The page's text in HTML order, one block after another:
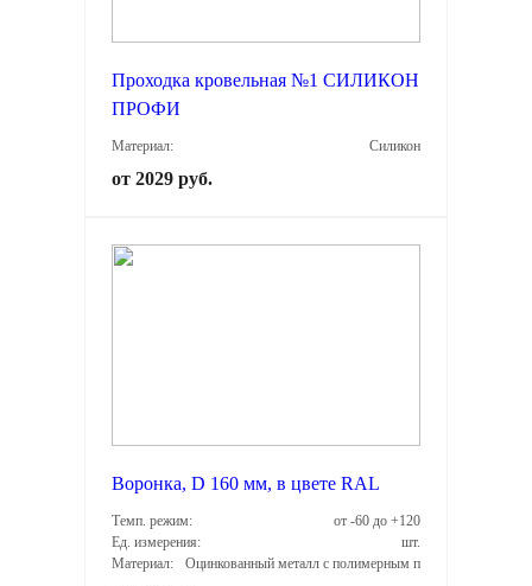
Проходка кровельная №1 СИЛИКОН
ПРОФИ
Материал: Силикон
от 2029 руб.
Воронка, D 160 мм, в цвете RAL
Темп. режим:
от -60 до +120
Ед. измерения:
шт.
Материал:
Оцинкованный металл с полимерным покрытием